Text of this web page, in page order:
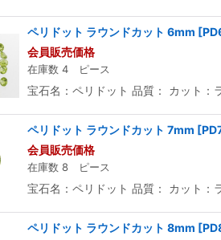
ペリドット ラウンドカット 6mm [
会員販売価格
在庫数 4 ピース
宝石名：ペリドット 品質： カット：
ペリドット ラウンドカット 7mm [
会員販売価格
在庫数 8 ピース
宝石名：ペリドット 品質： カット：
ペリドット ラウンドカット 8mm [